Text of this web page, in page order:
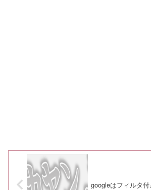
googleはフィルタ